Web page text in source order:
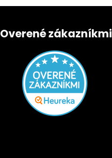
Overené zákazníkmi